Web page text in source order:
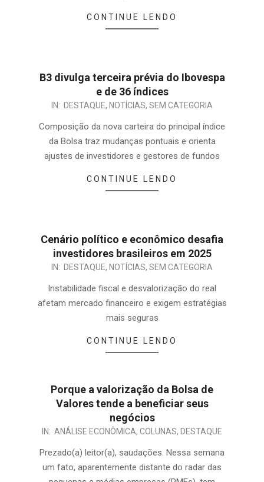
CONTINUE LENDO
B3 divulga terceira prévia do Ibovespa
e de 36 índices
IN: DESTAQUE, NOTÍCIAS, SEM CATEGORIA
Composição da nova carteira do principal índice
da Bolsa traz mudanças pontuais e orienta
ajustes de investidores e gestores de fundos
CONTINUE LENDO
Cenário político e econômico desafia
investidores brasileiros em 2025
IN: DESTAQUE, NOTÍCIAS, SEM CATEGORIA
Instabilidade fiscal e desvalorização do real
afetam mercado financeiro e exigem estratégias
mais seguras
CONTINUE LENDO
Porque a valorização da Bolsa de
Valores tende a beneficiar seus
negócios
IN: ANÁLISE ECONÔMICA, COLUNAS, DESTAQUE
Prezado(a) leitor(a), saudações. Nessa semana
um fato, aparentemente distante do radar das